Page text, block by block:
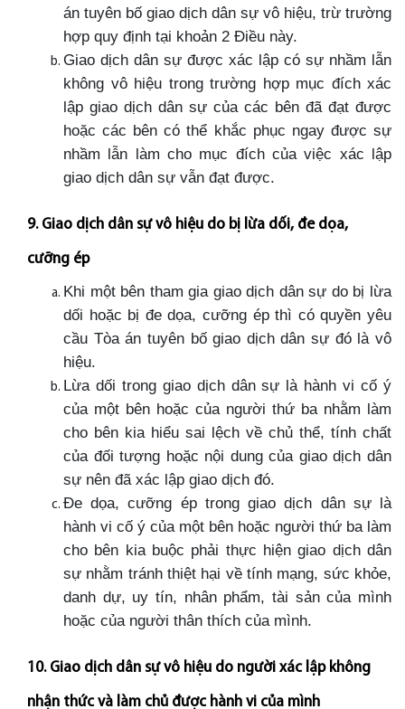
án tuyên bố giao dịch dân sự vô hiệu, trừ trường
hợp quy định tại khoản 2 Điều này.
Giao dịch dân sự được xác lập có sự nhầm lẫn
không vô hiệu trong trường hợp mục đích xác
lập giao dịch dân sự của các bên đã đạt được
hoặc các bên có thể khắc phục ngay được sự
nhầm lẫn làm cho mục đích của việc xác lập
giao dịch dân sự vẫn đạt được.
9. Giao dịch dân sự vô hiệu do bị lừa dối, đe dọa,
cưỡng ép
Khi một bên tham gia giao dịch dân sự do bị lừa
dối hoặc bị đe dọa, cưỡng ép thì có quyền yêu
cầu Tòa án tuyên bố giao dịch dân sự đó là vô
hiệu.
Lừa dối trong giao dịch dân sự là hành vi cố ý
của một bên hoặc của người thứ ba nhằm làm
cho bên kia hiểu sai lệch về chủ thể, tính chất
của đối tượng hoặc nội dung của giao dịch dân
sự nên đã xác lập giao dịch đó.
Đe dọa, cưỡng ép trong giao dịch dân sự là
hành vi cố ý của một bên hoặc người thứ ba làm
cho bên kia buộc phải thực hiện giao dịch dân
sự nhằm tránh thiệt hại về tính mạng, sức khỏe,
danh dự, uy tín, nhân phẩm, tài sản của mình
hoặc của người thân thích của mình.
10. Giao dịch dân sự vô hiệu do người xác lập không
nhận thức và làm chủ được hành vi của mình